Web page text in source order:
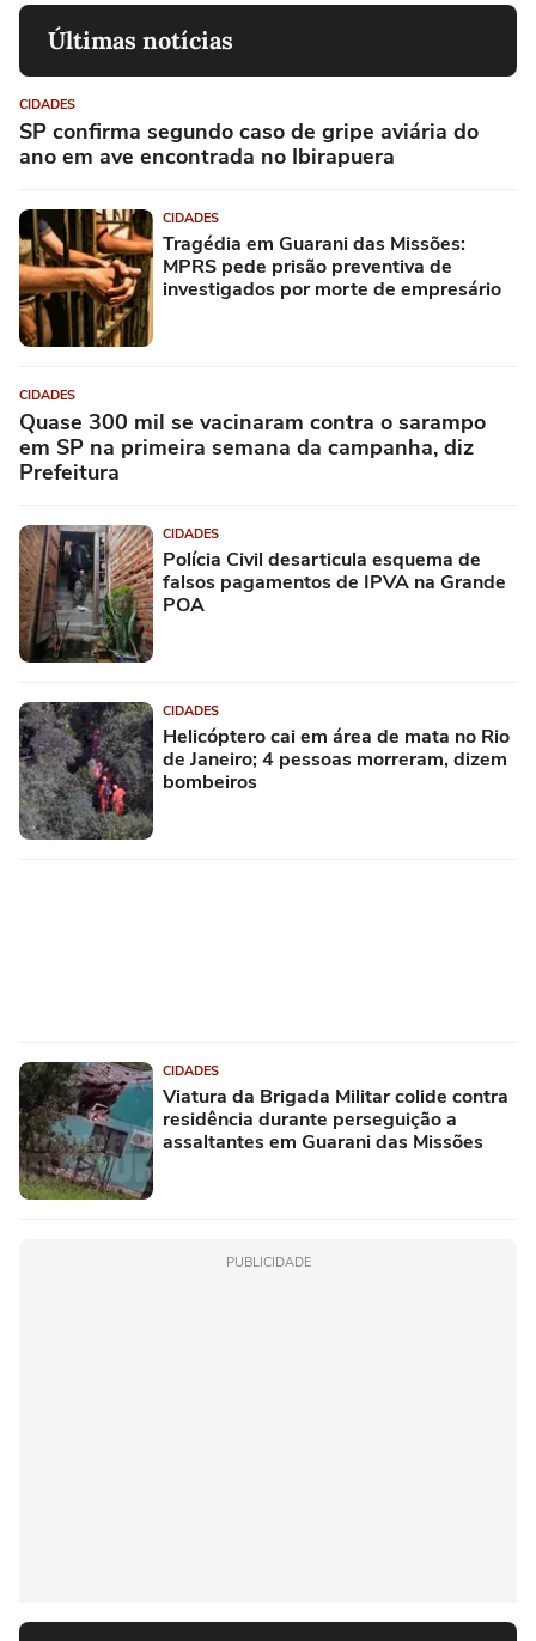
Últimas notícias
CIDADES
SP confirma segundo caso de gripe aviária do
ano em ave encontrada no Ibirapuera
CIDADES
Tragédia em Guarani das Missões:
MPRS pede prisão preventiva de
investigados por morte de empresário
CIDADES
Quase 300 mil se vacinaram contra o sarampo
em SP na primeira semana da campanha, diz
Prefeitura
CIDADES
Polícia Civil desarticula esquema de
falsos pagamentos de IPVA na Grande
POA
CIDADES
Helicóptero cai em área de mata no Rio
de Janeiro; 4 pessoas morreram, dizem
bombeiros
CIDADES
Viatura da Brigada Militar colide contra
residência durante perseguição a
assaltantes em Guarani das Missões
PUBLICIDADE